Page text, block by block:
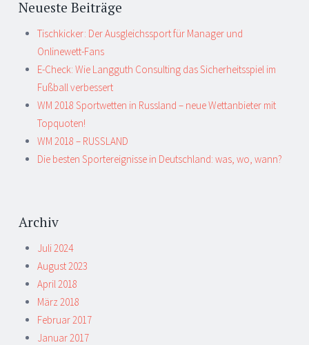
Neueste Beiträge
Tischkicker: Der Ausgleichssport für Manager und
Onlinewett-Fans
E-Check: Wie Langguth Consulting das Sicherheitsspiel im
Fußball verbessert
WM 2018 Sportwetten in Russland – neue Wettanbieter mit
Topquoten!
WM 2018 – RUSSLAND
Die besten Sportereignisse in Deutschland: was, wo, wann?
Archiv
Juli 2024
August 2023
April 2018
März 2018
Februar 2017
Januar 2017